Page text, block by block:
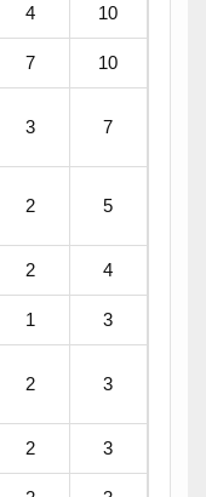
4 10
7 10
3 7
2 5
2 4
1 3
2 3
2 3